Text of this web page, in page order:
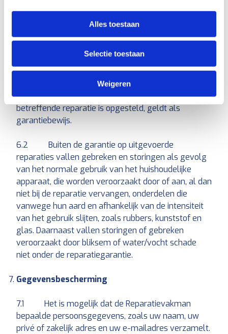
Alles toestaan
Selectie toestaan
Weigeren
kan de Reparatievakman administratiekosten in
6.1 Op door de Reparatievakman uitgevoerde
reparaties geldt een garantietermijn van drie maand.
De factuur/reparatiebon die met betrekking tot
betreffende reparatie is opgesteld, geldt als
garantiebewijs.
6.2 Buiten de garantie op uitgevoerde
reparaties vallen gebreken en storingen als gevolg
van het normale gebruik van het huishoudelijke
apparaat, die worden veroorzaakt door of aan, al dan
niet bij de reparatie vervangen, onderdelen die
vanwege hun aard en afhankelijk van de intensiteit
van het gebruik slijten, zoals rubbers, kunststof en
glas. Daarnaast vallen storingen of gebreken
veroorzaakt door bliksem of water/vocht schade
niet onder de reparatiegarantie.
Gegevensbescherming
7.1 Het is mogelijk dat de Reparatievakman
bepaalde persoonsgegevens, zoals uw naam, uw
privé of zakelijk adres en uw e-mailadres verzamelt.